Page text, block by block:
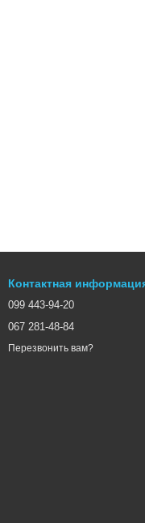
Контактная
099 443-94-20
067 281-48-84
Перезвонить вам?